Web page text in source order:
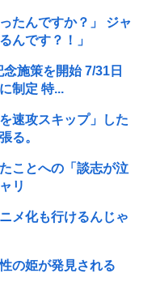
たんですか？」 ジャ
んです？！」
施策を開始 7/31日
制定 特...
速攻スキップ」した
る。
ことへの「談志が泣
リ
メ化も行けるんじゃ
の姫が発見される